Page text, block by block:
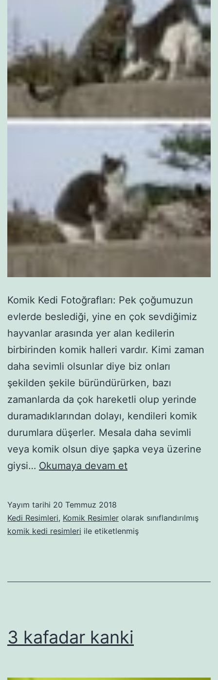
Komik Kedi Fotoğrafları: Pek çoğumuzun
evlerde beslediği, yine en çok sevdiğimiz
hayvanlar arasında yer alan kedilerin
birbirinden komik halleri vardır. Kimi zaman
daha sevimli olsunlar diye biz onları
şekilden şekile büründürürken, bazı
zamanlarda da çok hareketli olup yerinde
duramadıklarından dolayı, kendileri komik
durumlara düşerler. Mesala daha sevimli
veya komik olsun diye şapka veya üzerine
giysi… Okumaya devam etKomik
Yayım tarihi 20 Temmuz 2018
Kedi Resimleri, Komik Resimler olarak sınıflandırılmış
komik kedi resimleri ile etiketlenmiş
3 kafadar kanki